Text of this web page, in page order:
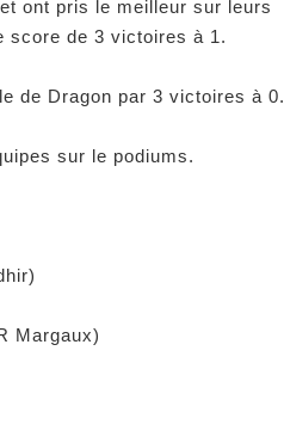
ont pris le meilleur sur leurs
score de 3 victoires à 1.
de Dragon par 3 victoires à 0.
sur le podiums.
Margaux)